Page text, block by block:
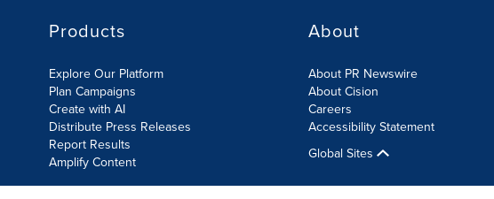
Products
Explore Our Platform
Plan Campaigns
Create with AI
Distribute Press Releases
Report Results
Amplify Content
About
About PR Newswire
About Cision
Careers
Accessibility Statement
Global Sites